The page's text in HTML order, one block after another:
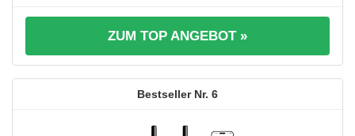
ZUM TOP ANGEBOT »
6